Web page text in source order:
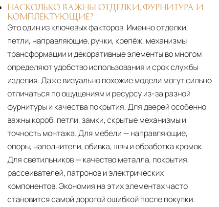
НАСКОЛЬКО ВАЖНЫ ОТДЕЛКИ, ФУРНИТУРА И
КОМПЛЕКТУЮЩИЕ?
Это один из ключевых факторов. Именно отделки,
петли, направляющие, ручки, крепёж, механизмы
трансформации и декоративные элементы во многом
определяют удобство использования и срок службы
изделия. Даже визуально похожие модели могут сильно
отличаться по ощущениям и ресурсу из-за разной
фурнитуры и качества покрытия. Для дверей особенно
важны короб, петли, замки, скрытые механизмы и
точность монтажа. Для мебели — направляющие,
опоры, наполнители, обивка, швы и обработка кромок.
Для светильников — качество металла, покрытия,
рассеивателей, патронов и электрических
компонентов. Экономия на этих элементах часто
становится самой дорогой ошибкой после покупки.